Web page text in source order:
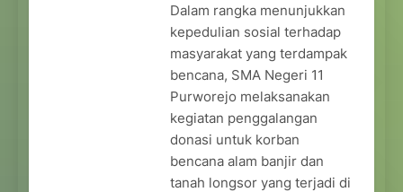
Dalam rangka menunjukkan
kepedulian sosial terhadap
masyarakat yang terdampak
bencana, SMA Negeri 11
Purworejo melaksanakan
kegiatan penggalangan
donasi untuk korban
bencana alam banjir dan
tanah longsor yang terjadi di